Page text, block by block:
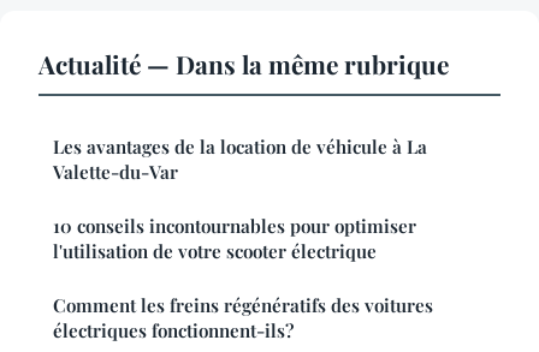
Actualité — Dans la même rubrique
Les avantages de la location de véhicule à La
Valette-du-Var
10 conseils incontournables pour optimiser
l'utilisation de votre scooter électrique
Comment les freins régénératifs des voitures
électriques fonctionnent-ils?